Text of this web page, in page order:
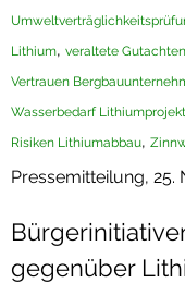
Lithium, veraltete
Vertrauen
Wasserbedarf Lithiumprojekt
Risiken Lithiumabbau,
Pressemitteilung, 25.
gegenüber